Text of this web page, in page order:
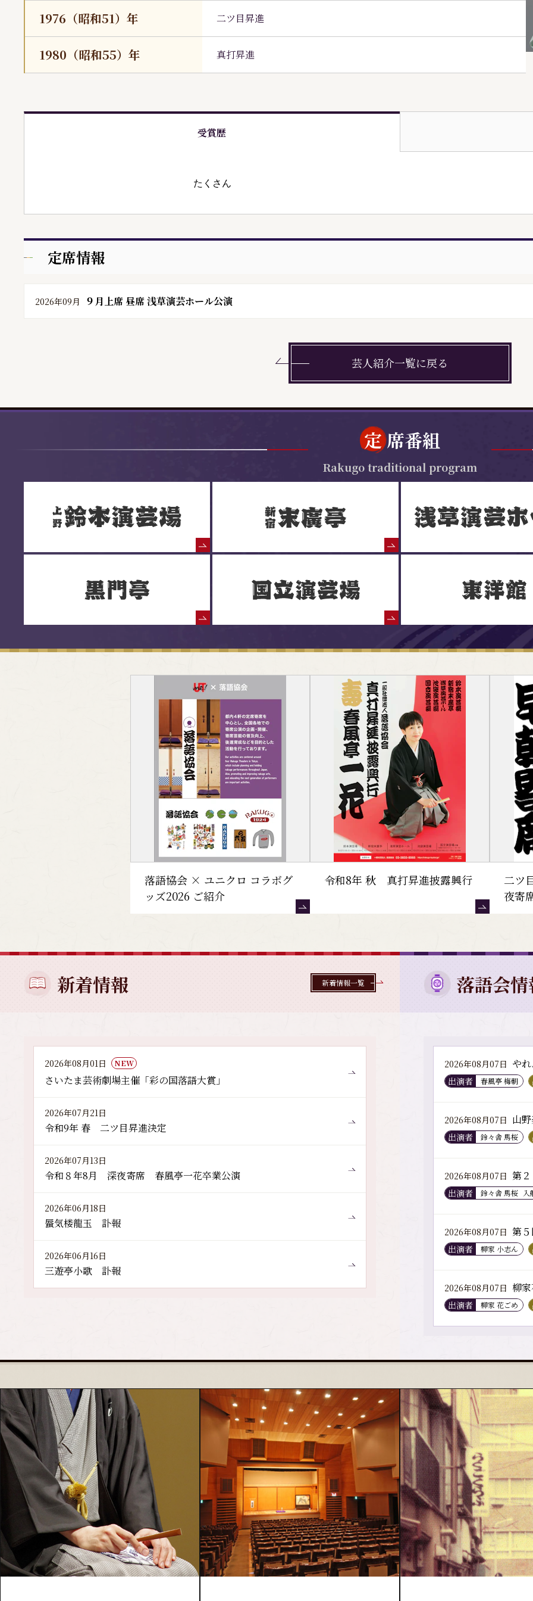
1976（昭和51）年 二ツ目昇進
1980（昭和55）年 真打昇進
受賞歴
たくさん
定席情報
2026年09月 ９月上席 昼席 浅草演芸ホール公演
芸人紹介一覧に戻る
定 席番組
Rakugo traditional program
落語協会からのお知らせ
落語協会 × ユニクロ コラボグ
ッズ2026 ご紹介
令和8年 秋 真打昇進披露興行
二ツ
夜寄
新着情報
2026年08月01日 NEW
さいたま芸術劇場主催「彩の国落語大賞」
2026年07月21日
令和9年 春 二ツ目昇進決定
2026年07月13日
令和８年8月 深夜寄席 春風亭一花卒業公演
2026年06月18日
蜃気楼龍玉 訃報
2026年06月16日
三遊亭小歌 訃報
新着情報一覧 落語会
2026年08月07日 や
出演者 春風亭 梅朝
2026年08月07日 山
出演者 鈴々舎 馬桜
2026年08月07日 第
出演者 鈴々舎 馬桜 入
2026年08月07日 第
出演者 柳家 小志ん
2026年08月07日 柳
出演者 柳家 花ごめ